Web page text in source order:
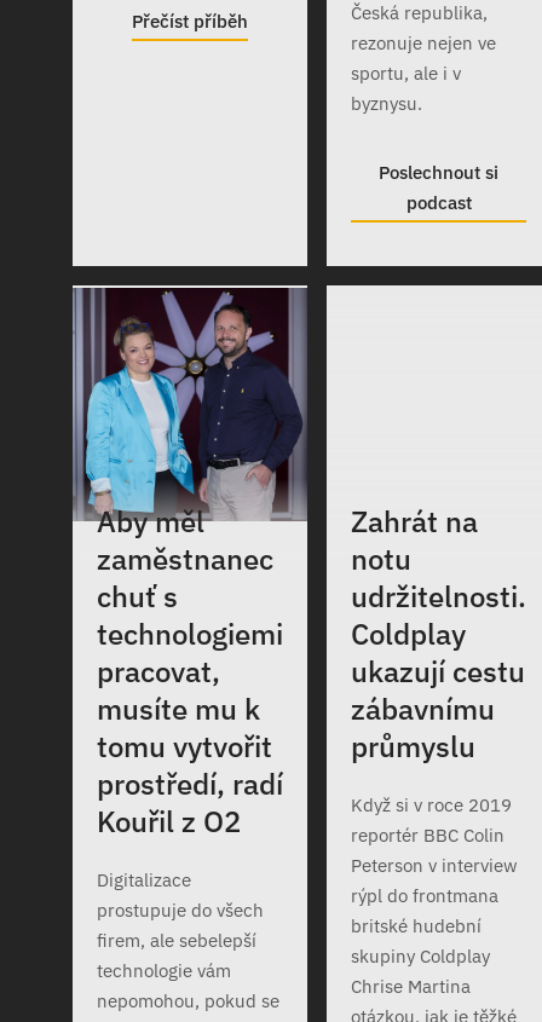
Přečíst příběh
Česká republika,
rezonuje nejen ve
sportu, ale i v
byznysu.
Poslechnout si
podcast
Aby měl
zaměstnanec
chuť s
technologiemi
pracovat,
musíte mu k
tomu vytvořit
prostředí, radí
Kouřil z O2
Digitalizace
prostupuje do všech
firem, ale sebelepší
technologie vám
nepomohou, pokud se
Zahrát na
notu
udržitelnosti.
Coldplay
ukazují cestu
zábavnímu
průmyslu
Když si v roce 2019
reportér BBC Colin
Peterson v interview
rýpl do frontmana
britské hudební
skupiny Coldplay
Chrise Martina
otázkou, jak je těžké